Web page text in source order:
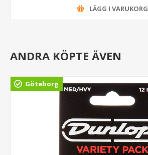
LÄGG I VARUKORG
ANDRA KÖPTE ÄVEN
Göteborg